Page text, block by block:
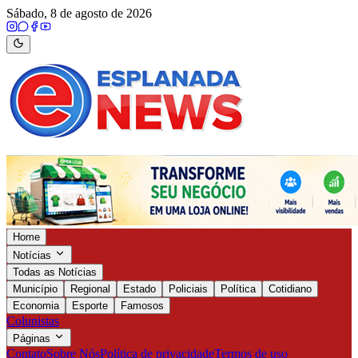
Sábado, 8 de agosto de 2026
Home
Notícias
Todas as Notícias
Município
Regional Estado Policiais Política
Cotidiano
Economia
Esporte Famosos
Colunistas
Páginas
ContatoSobre NósPolítica de privacidadeTermos de uso